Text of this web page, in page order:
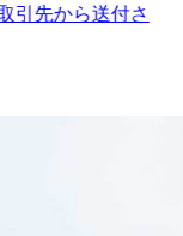
引先から送付さ